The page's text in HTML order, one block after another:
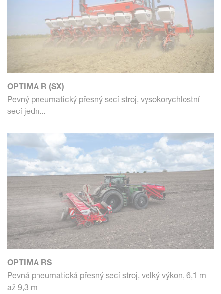
OPTIMA R (SX)
Pevný pneumatický přesný secí stroj, vysokorychlostní
secí jedn...
OPTIMA RS
Pevná pneumatická přesný secí stroj, velký výkon, 6,1 m
až 9,3 m